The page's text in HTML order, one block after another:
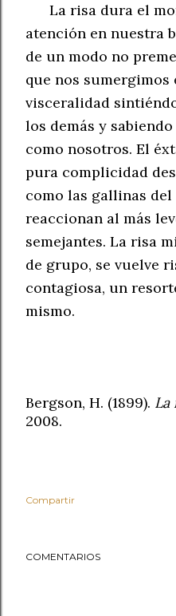
La risa dura el
atención en nuestra
de un modo no
que nos sumergimos
visceralidad
los demás y
como nosotros. El
pura complicidad
como las gallinas
reaccionan al más
semejantes. La risa
de grupo, se vuelve
contagiosa, un
mismo.
Bergson, H. (1899). La
2008.
Compartir
COMENTARIOS